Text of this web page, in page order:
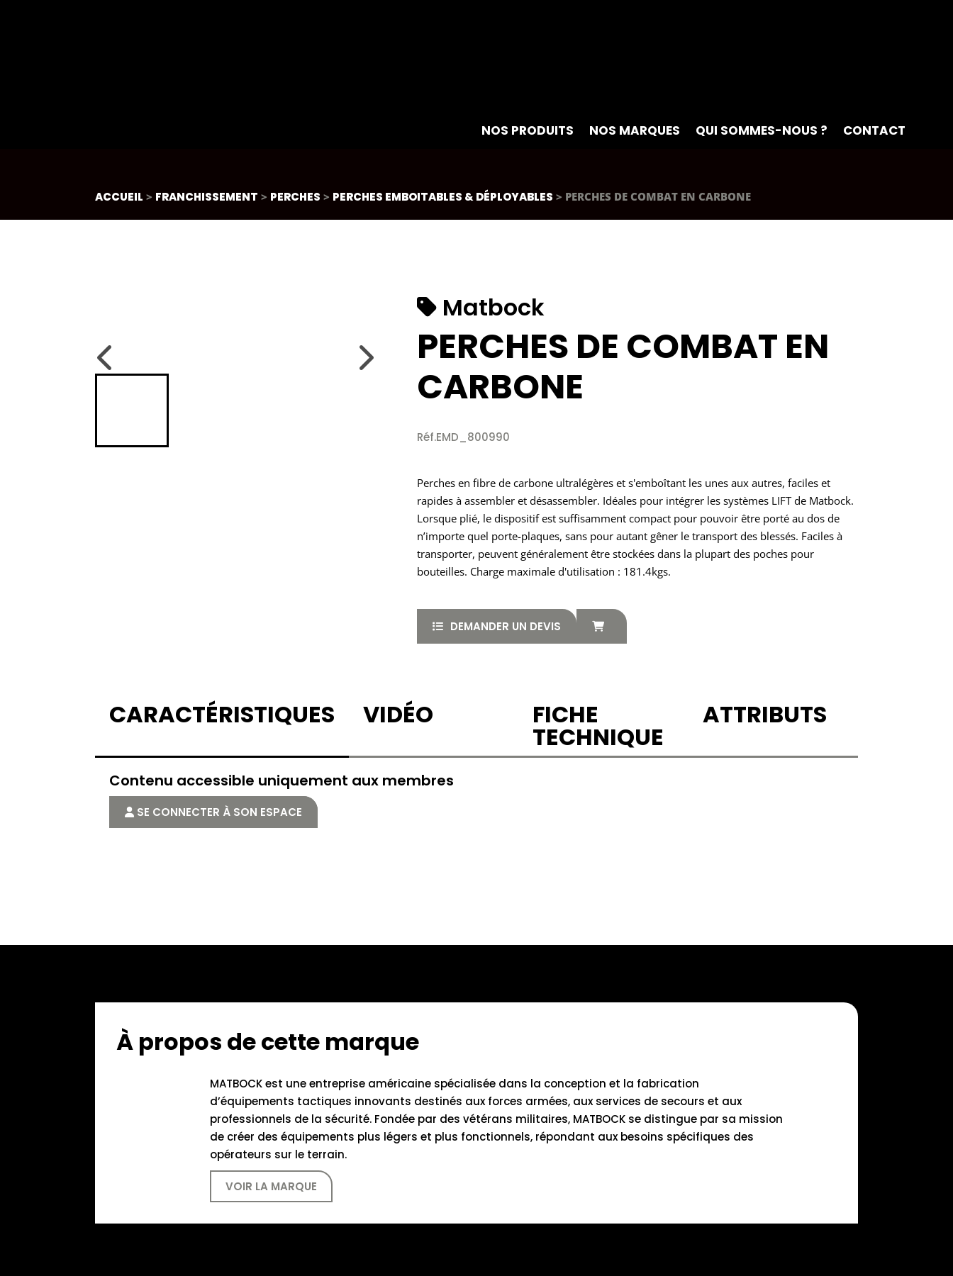
NOS PRODUITS NOS MARQUES QUI SOMMES-NOUS ? CONTACT
ACCUEIL > FRANCHISSEMENT > PERCHES > PERCHES EMBOITABLES & DÉPLOYABLES > PERCHES DE COMBAT EN CARBONE
Matbock
PERCHES DE COMBAT EN
CARBONE
Réf.EMD_800990
Perches en fibre de carbone ultralégères et s'emboîtant les unes aux autres, faciles et
rapides à assembler et désassembler. Idéales pour intégrer les systèmes LIFT de Matbock.
Lorsque plié, le dispositif est suffisamment compact pour pouvoir être porté au dos de
n’importe quel porte-plaques, sans pour autant gêner le transport des blessés. Faciles à
transporter, peuvent généralement être stockées dans la plupart des poches pour
bouteilles. Charge maximale d'utilisation : 181.4kgs.
DEMANDER UN DEVIS
CARACTÉRISTIQUES VIDÉO FICHE
TECHNIQUE
ATTRIBUTS
Contenu accessible uniquement aux membres
SE CONNECTER À SON ESPACE
À propos de cette marque
MATBOCK est une entreprise américaine spécialisée dans la conception et la fabrication
d’équipements tactiques innovants destinés aux forces armées, aux services de secours et aux
professionnels de la sécurité. Fondée par des vétérans militaires, MATBOCK se distingue par sa mission
de créer des équipements plus légers et plus fonctionnels, répondant aux besoins spécifiques des
opérateurs sur le terrain.
VOIR LA MARQUE